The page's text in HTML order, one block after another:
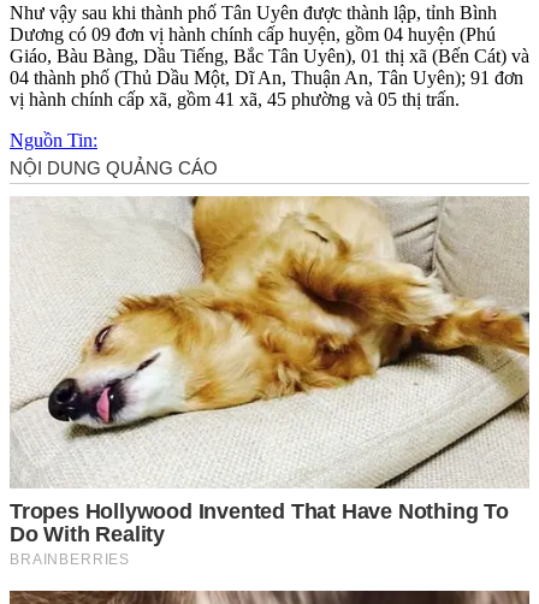
Như vậy sau khi thành phố Tân Uyên được thành lập, tỉnh Bình
Dương có 09 đơn vị hành chính cấp huyện, gồm 04 huyện (Phú
Giáo, Bàu Bàng, Dầu Tiếng, Bắc Tân Uyên), 01 thị xã (Bến Cát) và
04 thành phố (Thủ Dầu Một, Dĩ An, Thuận An, Tân Uyên); 91 đơn
vị hành chính cấp xã, gồm 41 xã, 45 phường và 05 thị trấn.
Nguồn Tin: